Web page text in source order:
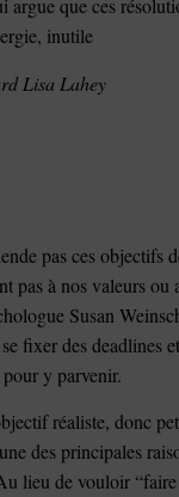
que ces
inutile
Lisa Lahey
pas ces
pas à nos valeurs
Susan
fixer des deadlines
pour y parvenir.
réaliste, donc
des principales
lieu de vouloir “faire